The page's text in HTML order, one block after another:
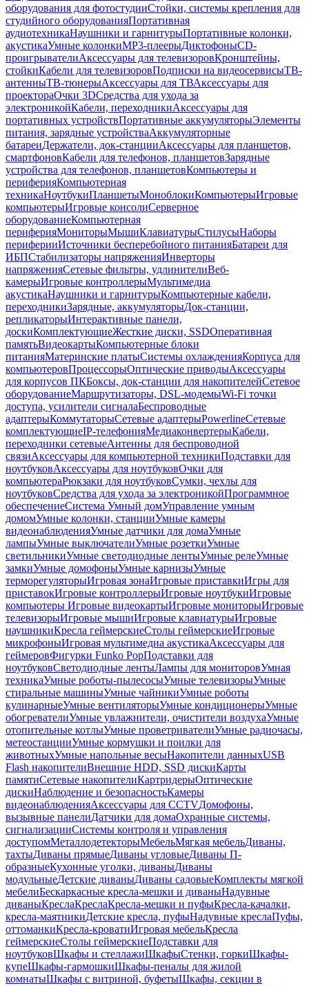
оборудования для фотостудииСтойки, системы крепления для
студийного оборудованияПортативная
аудиотехникаНаушники и гарнитурыПортативные колонки,
акустикаУмные колонкиMP3-плеерыДиктофоныCD-
проигрывателиАксессуары для телевизоровКронштейны,
стойкиКабели для телевизоровПодписки на видеосервисыТВ-
антенныТВ-тюнерыАксессуары для ТВАксессуары для
проектораОчки 3DСредства для ухода за
электроникойКабели, переходникиАксессуары для
портативных устройствПортативные аккумуляторыЭлементы
питания, зарядные устройстваАккумуляторные
батареиДержатели, док-станцииАксессуары для планшетов,
смартфоновКабели для телефонов, планшетовЗарядные
устройства для телефонов, планшетовКомпьютеры и
периферияКомпьютерная
техникаНоутбукиПланшетыМоноблокиКомпьютерыИгровые
компьютерыИгровые консолиСерверное
оборудованиеКомпьютерная
периферияМониторыМышиКлавиатурыСтилусыНаборы
периферииИсточники бесперебойного питанияБатареи для
ИБПСтабилизаторы напряженияИнверторы
напряженияСетевые фильтры, удлинителиВеб-
камерыИгровые контроллерыМультимедиа
акустикаНаушники и гарнитурыКомпьютерные кабели,
переходникиЗарядные, аккумуляторыДок-станции,
репликаторыИнтерактивные панели,
доскиКомплектующиеЖесткие диски, SSDОперативная
памятьВидеокартыКомпьютерные блоки
питанияМатеринские платыСистемы охлажденияКорпуса для
компьютеровПроцессорыОптические приводыАксессуары
для корпусов ПКБоксы, док-станции для накопителейСетевое
оборудованиеМаршрутизаторы, DSL-модемыWi-Fi точки
доступа, усилители сигналаБеспроводные
адаптерыКоммутаторыСетевые адаптерыPowerlineСетевые
комплектующиеIP-телефонияМедиаконвертерыКабели,
переходники сетевыеАнтенны для беспроводной
связиАксессуары для компьютерной техникиПодставки для
ноутбуковАксессуары для ноутбуковОчки для
компьютераРюкзаки для ноутбуковСумки, чехлы для
ноутбуковСредства для ухода за электроникойПрограммное
обеспечениеСистема Умный домУправление умным
домомУмные колонки, станцииУмные камеры
видеонаблюденияУмные датчики для домаУмные
лампыУмные выключателиУмные розеткиУмные
светильникиУмные светодиодные лентыУмные релеУмные
замкиУмные домофоныУмные карнизыУмные
терморегуляторыИгровая зонаИгровые приставкиИгры для
приставокИгровые контроллерыИгровые ноутбукиИгровые
компьютеры Игровые видеокартыИгровые мониторыИгровые
телевизорыИгровые мышиИгровые клавиатурыИгровые
наушникиКресла геймерскиеСтолы геймерскиеИгровые
микрофоныИгровая мультимедиа акустикаАксессуары для
геймеровФигурки Funko PopПодставки для
ноутбуковСветодиодные лентыЛампы для мониторовУмная
техникаУмные роботы-пылесосыУмные телевизорыУмные
стиральные машиныУмные чайникиУмные роботы
кулинарныеУмные вентиляторыУмные кондиционерыУмные
обогревателиУмные увлажнители, очистители воздухаУмные
отопительные котлыУмные проветривателиУмные радиочасы,
метеостанцииУмные кормушки и поилки для
животныхУмные напольные весыНакопители данныхUSB
Flash накопителиВнешние HDD, SSD дискиКарты
памятиСетевые накопителиКартридерыОптические
дискиНаблюдение и безопасностьКамеры
видеонаблюденияАксессуары для CCTVДомофоны,
вызывные панелиДатчики для домаОхранные системы,
сигнализацииСистемы контроля и управления
доступомМеталлодетекторыМебельМягкая мебельДиваны,
тахтыДиваны прямыеДиваны угловыеДиваны П-
образныеКухонные уголки, диваныДиваны
модульныеДетские диваныДиваны садовыеКомплекты мягкой
мебелиБескаркасные кресла-мешки и диваныНадувные
диваныКреслаКреслаКресла-мешки и пуфыКресла-качалки,
кресла-маятникиДетские кресла, пуфыНадувные креслаПуфы,
оттоманкиКресла-кроватиИгровая мебельКресла
геймерскиеСтолы геймерскиеПодставки для
ноутбуковШкафы и стеллажиШкафыСтенки, горкиШкафы-
купеШкафы-гармошкиШкафы-пеналы для жилой
комнатыШкафы с витриной, буфетыШкафы, секции в